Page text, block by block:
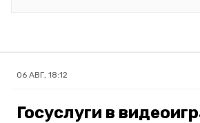
06 АВГ, 18:12
Госуслуги в